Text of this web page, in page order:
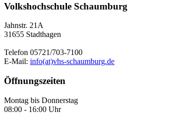
Volkshochschule Schaumburg
Jahnstr. 21A
31655 Stadthagen
Telefon 05721/703-7100
E-Mail: info(at)vhs-schaumburg.de
Öffnungszeiten
Montag bis Donnerstag
08:00 - 16:00 Uhr